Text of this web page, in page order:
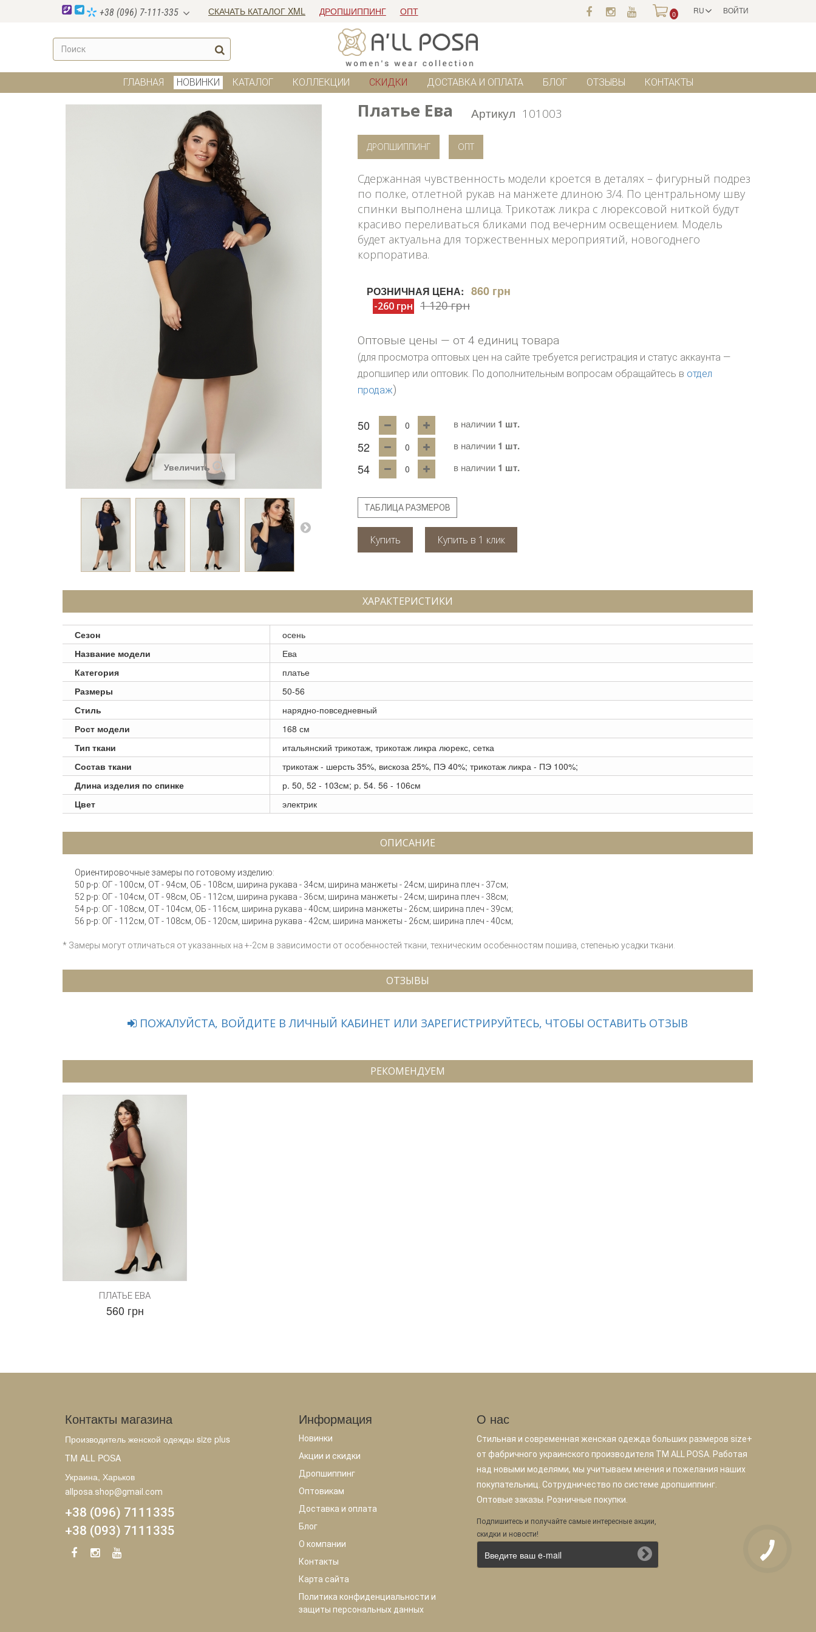
ВОЙТИ
RU
+38 (096) 7-111-335 СКАЧАТЬ КАТАЛОГ XML ДРОПШИППИНГ ОПТ 0
ГЛАВНАЯ НОВИНКИ КАТАЛОГ КОЛЛЕКЦИИ СКИДКИ ДОСТАВКА И ОПЛАТА БЛОГ ОТЗЫВЫ КОНТАКТЫ
Увеличить
Платье Ева Артикул 101003
ДРОПШИППИНГ ОПТ
Сдержанная чувственность модели кроется в деталях – фигурный подрез
по полке, отлетной рукав на манжете длиною 3/4. По центральному шву
спинки выполнена шлица. Трикотаж ликра с люрексовой ниткой будут
красиво переливаться бликами под вечерним освещением. Модель
будет актуальна для торжественных мероприятий, новогоднего
корпоратива.
РОЗНИЧНАЯ ЦЕНА: 860 грн
-260 грн 1 120 грн
Оптовые цены — от 4 единиц товара
(для просмотра оптовых цен на сайте требуется регистрация и статус аккаунта —
дропшипер или оптовик. По дополнительным вопросам обращайтесь в отдел
продаж)
50 в наличии 1 шт.
52 в наличии 1 шт.
54 в наличии 1 шт.
ТАБЛИЦА РАЗМЕРОВ
Купить
ХАРАКТЕРИСТИКИ
Сезон
осень
Название модели
Ева
Категория
платье
Размеры
50-56
Стиль
нарядно-повседневный
Рост модели
168 см
Тип ткани
итальянский трикотаж, трикотаж ликра люрекс, сетка
Состав ткани
трикотаж - шерсть 35%, вискоза 25%, ПЭ 40%; трикотаж ликра - ПЭ 100%;
Длина изделия по спинке
р. 50, 52 - 103см; р. 54. 56 - 106см
Цвет
электрик
ОПИСАНИЕ
Ориентировочные замеры по готовому изделию:
50 р-р: ОГ - 100см, ОТ - 94см, ОБ - 108см, ширина рукава - 34см; ширина манжеты - 24см; ширина плеч - 37см;
52 р-р: ОГ - 104см, ОТ - 98см, ОБ - 112см, ширина рукава - 36см; ширина манжеты - 24см; ширина плеч - 38см;
54 р-р: ОГ - 108см, ОТ - 104см, ОБ - 116см, ширина рукава - 40см; ширина манжеты - 26см; ширина плеч - 39см;
56 р-р: ОГ - 112см, ОТ - 108см, ОБ - 120см, ширина рукава - 42см; ширина манжеты - 26см; ширина плеч - 40см;
* Замеры могут отличаться от указанных на +-2см в зависимости от особенностей ткани, техническим особенностям пошива, степенью усадки ткани.
ОТЗЫВЫ
ПОЖАЛУЙСТА, ВОЙДИТЕ В ЛИЧНЫЙ КАБИНЕТ ИЛИ ЗАРЕГИСТРИРУЙТЕСЬ, ЧТОБЫ ОСТАВИТЬ ОТЗЫВ
РЕКОМЕНДУЕМ
ПЛАТЬЕ ЕВА
560 грн
Контакты магазина
Производитель женской одежды size plus
TM ALL POSA
Украина, Харьков
allposa.shop@gmail.com
+38 (096) 7111335
+38 (093) 7111335
Информация
Новинки
Акции и скидки
Дропшиппинг
Оптовикам
Доставка и оплата
Блог
О компании
Контакты
Карта сайта
Политика конфиденциальности и
защиты персональных данных
О нас
Стильная и современная женская одежда больших размеров size+
от фабричного украинского производителя TM ALL POSA. Работая
над новыми моделями, мы учитываем мнения и пожелания наших
покупательниц. Сотрудничество по системе дропшиппинг.
Оптовые заказы. Розничные покупки.
Подпишитесь и получайте самые интересные акции,
скидки и новости!